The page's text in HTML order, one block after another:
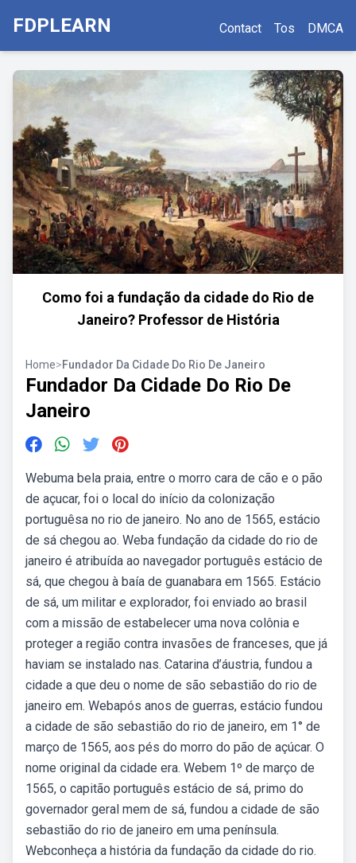
FDPLEARN Contact Tos DMCA
Como foi a fundação da cidade do Rio de
Janeiro? Professor de História
Home>Fundador Da Cidade Do Rio De Janeiro
Fundador Da Cidade Do Rio De
Janeiro
Webuma bela praia, entre o morro cara de cão e o pão
de açucar, foi o local do início da colonização
portuguêsa no rio de janeiro. No ano de 1565, estácio
de sá chegou ao. Weba fundação da cidade do rio de
janeiro é atribuída ao navegador português estácio de
sá, que chegou à baía de guanabara em 1565. Estácio
de sá, um militar e explorador, foi enviado ao brasil
com a missão de estabelecer uma nova colônia e
proteger a região contra invasões de franceses, que já
haviam se instalado nas. Catarina d’áustria, fundou a
cidade a que deu o nome de são sebastião do rio de
janeiro em. Webapós anos de guerras, estácio fundou
a cidade de são sebastião do rio de janeiro, em 1° de
março de 1565, aos pés do morro do pão de açúcar. O
nome original da cidade era. Webem 1º de março de
1565, o capitão português estácio de sá, primo do
governador geral mem de sá, fundou a cidade de são
sebastião do rio de janeiro em uma península.
Webconheça a história da fundação da cidade do rio.